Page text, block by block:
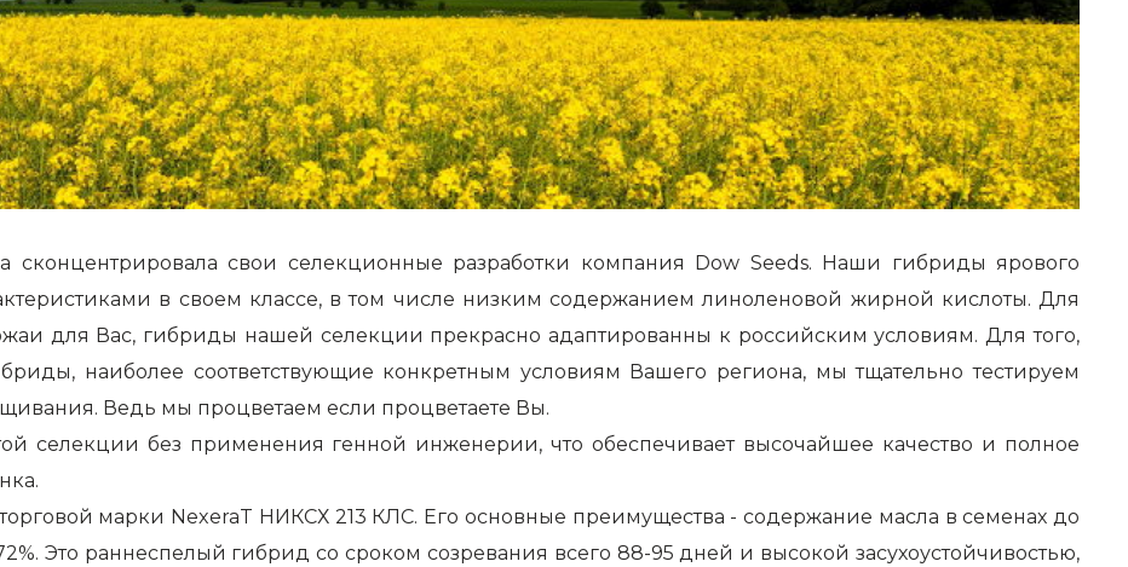
сконцентрировала свои селекционные разработки компания Dow Seeds. Наши гибриды ярового
в своем классе, в том числе низким содержанием линоленовой жирной кислоты. Для
для Вас, гибриды нашей селекции прекрасно адаптированны к российским условиям. Для того,
наиболее соответствующие конкретным условиям Вашего региона, мы тщательно тестируем
Ведь мы процветаем если процветаете Вы.
селекции без применения генной инженерии, что обеспечивает высочайшее качество и полное
марки NexeraT НИКСХ 213 КЛС. Его основные преимущества - содержание масла в семенах до
Это раннеспелый гибрид со сроком созревания всего 88-95 дней и высокой засухоустойчивостью,